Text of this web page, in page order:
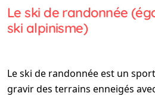
Le ski de randonnée
ski alpinisme)
Le ski de randonnée est un
gravir des terrains enneigés